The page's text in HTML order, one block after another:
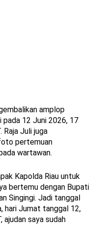
amplop
12 Juni 2026, 17
Raja Juli juga
pertemuan
wartawan.
Kapolda Riau untuk
bertemu dengan Bupati
Singingi. Jadi tanggal
hari Jumat tanggal 12,
saya sudah